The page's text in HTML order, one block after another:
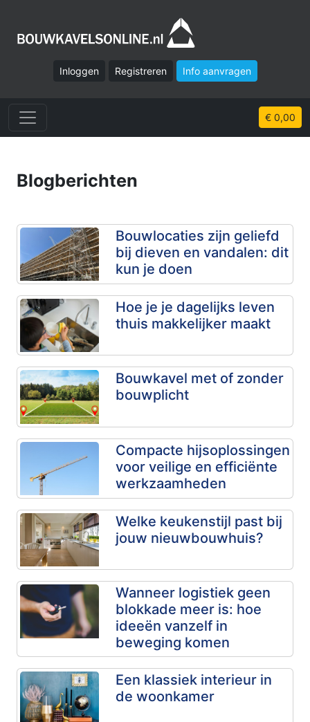
Inloggen Registreren Info aanvragen
€ 0,00
Blogberichten
Bouwlocaties zijn geliefd
bij dieven en vandalen: dit
kun je doen
Hoe je je dagelijks leven
thuis makkelijker maakt
Bouwkavel met of zonder
bouwplicht
Compacte hijsoplossingen
voor veilige en efficiënte
werkzaamheden
Welke keukenstijl past bij
jouw nieuwbouwhuis?
Wanneer logistiek geen
blokkade meer is: hoe
ideeën vanzelf in
beweging komen
Een klassiek interieur in
de woonkamer